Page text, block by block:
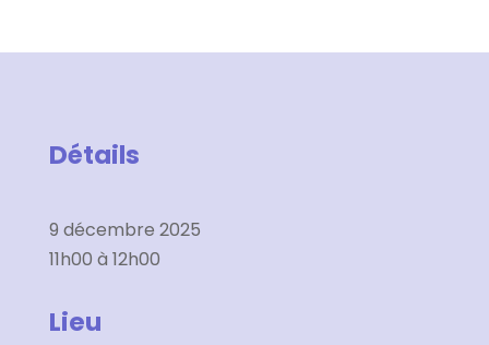
Détails
9 décembre 2025
11h00 à 12h00
Lieu